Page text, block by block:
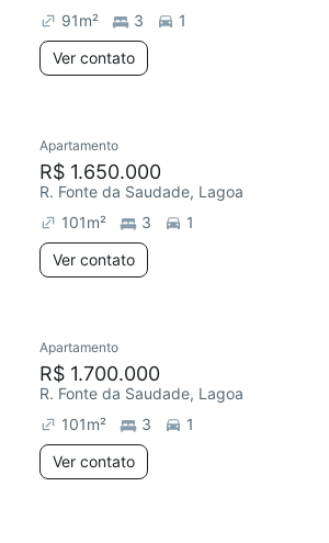
91m² 3
1
Ver contato
Apartamento
R$ 1.650.000
R. Fonte da Saudade, Lagoa
101m² 3
1
Ver contato
Apartamento
R$ 1.700.000
R. Fonte da Saudade, Lagoa
101m² 3
1
Ver contato